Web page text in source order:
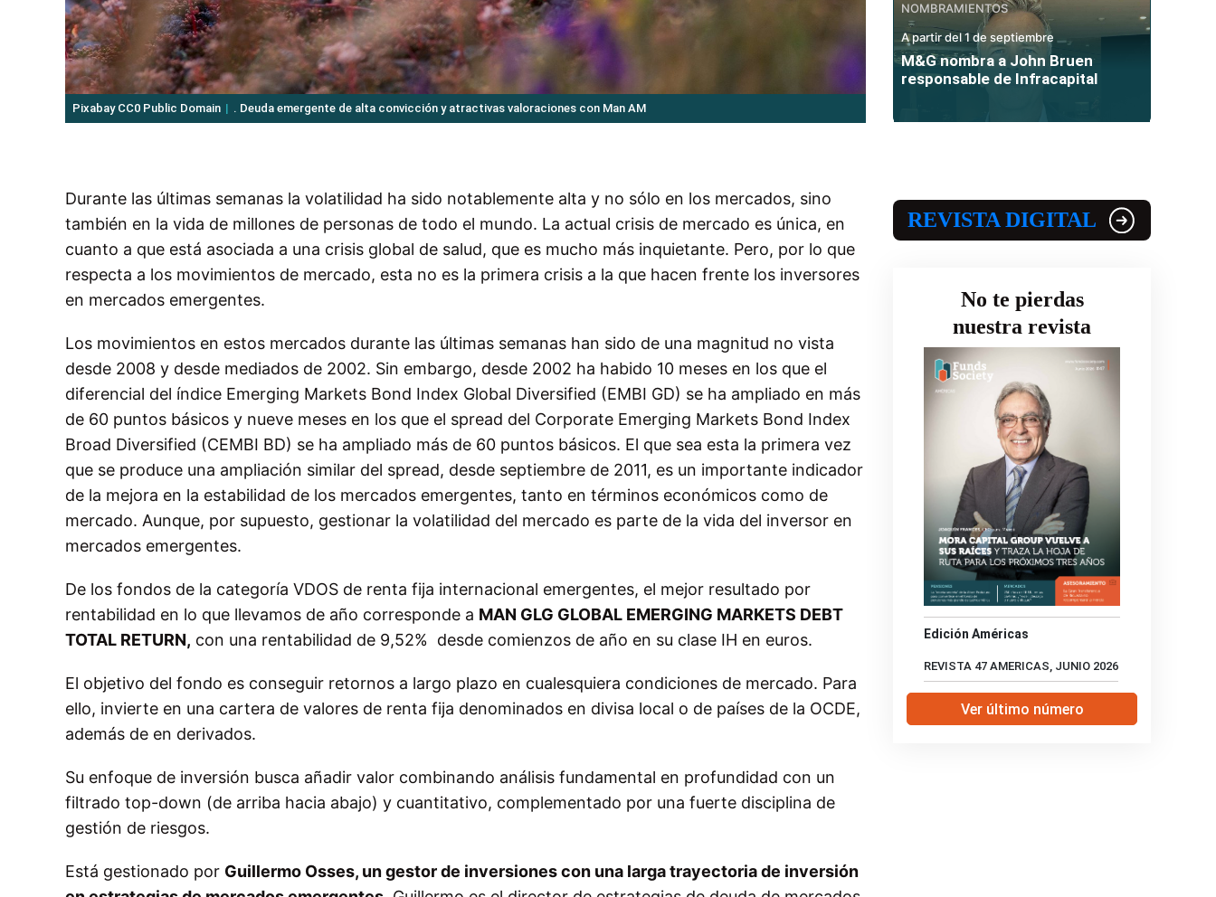
Pixabay CC0 Public Domain . Deuda emergente de alta convicción y atractivas valoraciones con Man AM
Durante las últimas semanas la volatilidad ha sido notablemente alta y no sólo en los mercados, sino
también en la vida de millones de personas de todo el mundo. La actual crisis de mercado es única, en
cuanto a que está asociada a una crisis global de salud, que es mucho más inquietante. Pero, por lo que
respecta a los movimientos de mercado, esta no es la primera crisis a la que hacen frente los inversores
en mercados emergentes.
Los movimientos en estos mercados durante las últimas semanas han sido de una magnitud no vista
desde 2008 y desde mediados de 2002. Sin embargo, desde 2002 ha habido 10 meses en los que el
diferencial del índice Emerging Markets Bond Index Global Diversified (EMBI GD) se ha ampliado en más
de 60 puntos básicos y nueve meses en los que el spread del Corporate Emerging Markets Bond Index
Broad Diversified (CEMBI BD) se ha ampliado más de 60 puntos básicos. El que sea esta la primera vez
que se produce una ampliación similar del spread, desde septiembre de 2011, es un importante indicador
de la mejora en la estabilidad de los mercados emergentes, tanto en términos económicos como de
mercado. Aunque, por supuesto, gestionar la volatilidad del mercado es parte de la vida del inversor en
mercados emergentes.
De los fondos de la categoría VDOS de renta fija internacional emergentes, el mejor resultado por
rentabilidad en lo que llevamos de año corresponde a MAN GLG GLOBAL EMERGING MARKETS DEBT
TOTAL RETURN, con una rentabilidad de 9,52% desde comienzos de año en su clase IH en euros.
El objetivo del fondo es conseguir retornos a largo plazo en cualesquiera condiciones de mercado. Para
ello, invierte en una cartera de valores de renta fija denominados en divisa local o de países de la OCDE,
además de en derivados.
Su enfoque de inversión busca añadir valor combinando análisis fundamental en profundidad con un
filtrado top-down (de arriba hacia abajo) y cuantitativo, complementado por una fuerte disciplina de
gestión de riesgos.
Está gestionado por Guillermo Osses, un gestor de inversiones con una larga trayectoria de inversión
NOMBRAMIENTOS
A partir del 1 de septiembre
M&G nombra a John Bruen
responsable de Infracapital
REVISTA DIGITAL
No te pierdas
nuestra revista
Edición Américas
REVISTA 47 AMERICAS, JUNIO 2026
Ver último número